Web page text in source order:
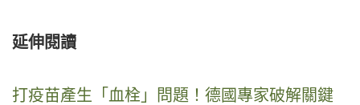
延伸閱讀
打疫苗產生「血栓」問題！德國專家破解關鍵